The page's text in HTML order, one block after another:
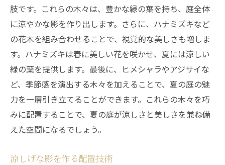
肢です。これらの木々は、豊かな緑の葉を持ち、庭全体
に涼やかな影を作り出します。さらに、ハナミズキなど
の花木を組み合わせることで、視覚的な美しさも増しま
す。ハナミズキは春に美しい花を咲かせ、夏には涼しい
緑の葉を提供します。最後に、ヒメシャラやアジサイな
ど、季節感を演出する木々を加えることで、夏の庭の魅
力を一層引き立てることができます。これらの木々を巧
みに配置することで、夏の庭が涼しさと美しさを兼ね備
えた空間になるでしょう。
涼しげな影を作る配置技術